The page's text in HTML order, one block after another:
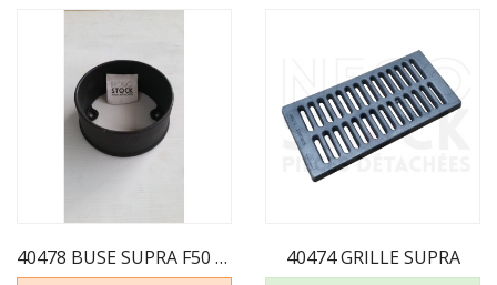
40478 BUSE SUPRA F50 / F60 OCTAVE 40474 GRILLE SUPRA